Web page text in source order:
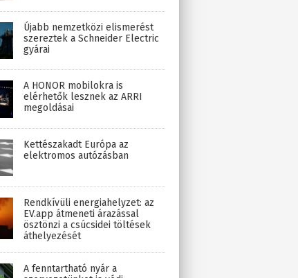
Újabb nemzetközi elismerést
szereztek a Schneider Electric
gyárai
A HONOR mobilokra is
elérhetők lesznek az ARRI
megoldásai
Kettészakadt Európa az
elektromos autózásban
Rendkívüli energiahelyzet: az
EV.app átmeneti árazással
ösztönzi a csúcsidei töltések
áthelyezését
A fenntartható nyár a